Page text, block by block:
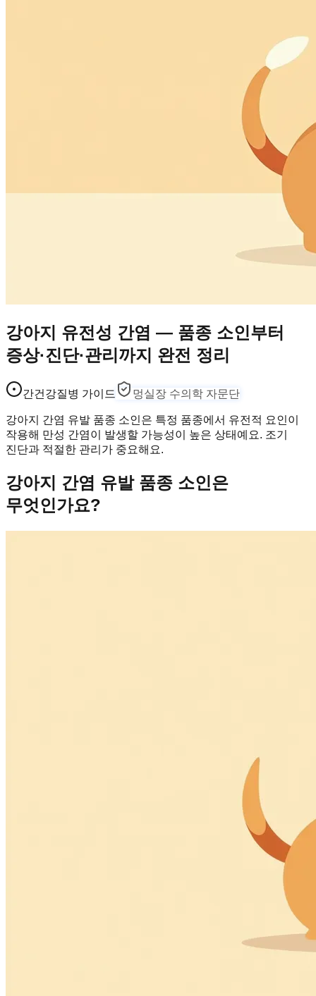
강아지 유전성 간염 — 품종 소인부터
증상·진단·관리까지 완전 정리
간건강질병 가이드 멍실장 수의학 자문단
강아지 간염 유발 품종 소인은 특정 품종에서 유전적 요인이
작용해 만성 간염이 발생할 가능성이 높은 상태예요. 조기
진단과 적절한 관리가 중요해요.
강아지 간염 유발 품종 소인은
무엇인가요?